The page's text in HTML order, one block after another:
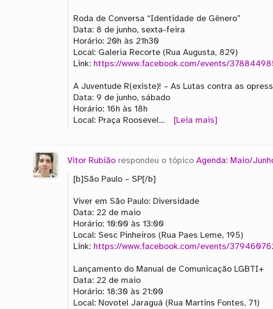
Roda de Conversa “Identidade de Gênero”
Data: 8 de junho, sexta-feira
Horário: 20h às 21h30
Local: Galeria Recorte (Rua Augusta, 829)
Link: https://www.facebook.com/events/
A Juventude R(existe)! – As Lutas contra as
Data: 9 de junho, sábado
Horário: 16h às 18h
Local: Praça Roosevel…
[Leia mais]
Vitor Rubião respondeu o tópicoAgenda: Maio/
[b]São Paulo – SP[/b]
Viver em São Paulo: Diversidade
Data: 22 de maio
Horário: 10:00 às 13:00
Local: Sesc Pinheiros (Rua Paes Leme, 195)
Link: https://www.facebook.com/events/
Lançamento do Manual de Comunicação LGBTI+
Data: 22 de maio
Horário: 18:30 às 21:00
Local: Novotel Jaraguá (Rua Martins Fontes, 71)